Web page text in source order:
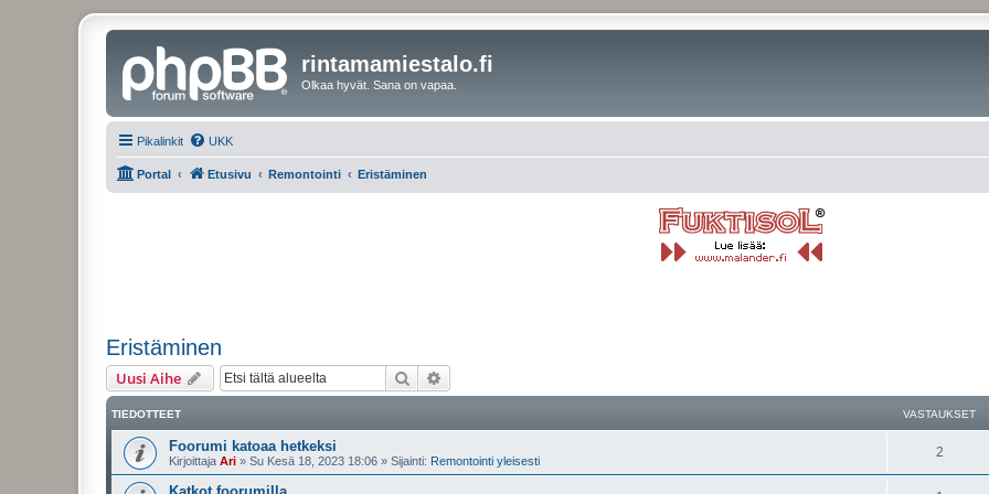
rintamamiestalo.fi
Olkaa hyvät. Sana on vapaa.
Pikalinkit UKK
Portal Etusivu Remontointi Eristäminen
Eristäminen
Uusi Aihe Etsi
TIEDOTTEET VASTAUKSET
Foorumi katoaa hetkeksi
Kirjoittaja Ari » Su Kesä 18, 2023 18:06 » Sijainti: Remontointi yleisesti
2
Katkot foorumilla